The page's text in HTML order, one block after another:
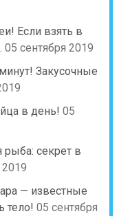
Если взять в
05 сентября 2019
Закусочные
в день! 05
рыба: секрет в
2019
— известные
тело! 05 сентября